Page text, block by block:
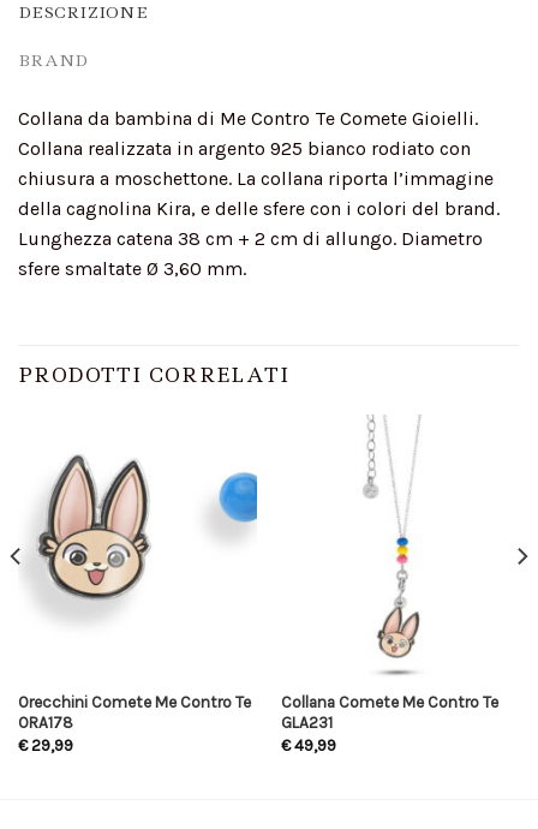
DESCRIZIONE
BRAND
Collana da bambina di Me Contro Te Comete Gioielli.
Collana realizzata in argento 925 bianco rodiato con
chiusura a moschettone. La collana riporta l’immagine
della cagnolina Kira, e delle sfere con i colori del brand.
Lunghezza catena 38 cm + 2 cm di allungo. Diametro
sfere smaltate Ø 3,60 mm.
PRODOTTI CORRELATI
Orecchini Comete Me Contro Te
ORA178
€29,99
Collana Comete Me Contro Te
GLA231
€49,99